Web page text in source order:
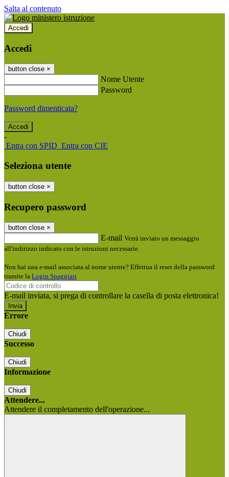
Salta al contenuto
Accedi
Accedi
button close ×
Nome Utente
Password
Password dimenticata?
-
Entra con SPID Entra con CIE
Seleziona utente
button close ×
Recupero password
button close ×
E-mail Verrà inviato un messaggio
all'indirizzo indicato con le istruzioni necessarie.
Non hai una e-mail associata al nome utente? Effettua il reset della password
tramite la Login Spaggiari
E-mail inviata, si prega di controllare la casella di posta elettronica!
Errore
Chiudi
Successo
Chiudi
Informazione
Chiudi
Attendere...
Attendere il completamento dell'operazione...